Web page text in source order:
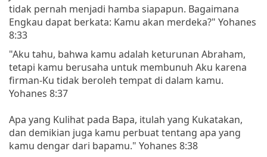
tidak pernah menjadi hamba siapapun. Bagaimana
Engkau dapat berkata: Kamu akan merdeka?" Yohanes
8:33
"Aku tahu, bahwa kamu adalah keturunan Abraham,
tetapi kamu berusaha untuk membunuh Aku karena
firman-Ku tidak beroleh tempat di dalam kamu.
Yohanes 8:37
Apa yang Kulihat pada Bapa, itulah yang Kukatakan,
dan demikian juga kamu perbuat tentang apa yang
kamu dengar dari bapamu." Yohanes 8:38